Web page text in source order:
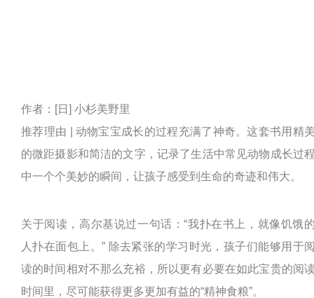
作者：[日] 小杉美野里
推荐理由 | 动物宝宝成长的过程充满了神奇。这套书用精
的微距摄影和简洁的文字，记录了生活中常见动物成长过
中一个个美妙的瞬间，让孩子感受到生命的奇迹和伟大。
关于阅读，高尔基说过一句话：“我扑在书上，就像饥饿
人扑在面包上。” 除去紧张的学习时光，孩子们能够用于
读的时间相对不那么充裕，所以更有必要在如此宝贵的阅
时间里，尽可能获得更多更加有益的“精神食粮”。